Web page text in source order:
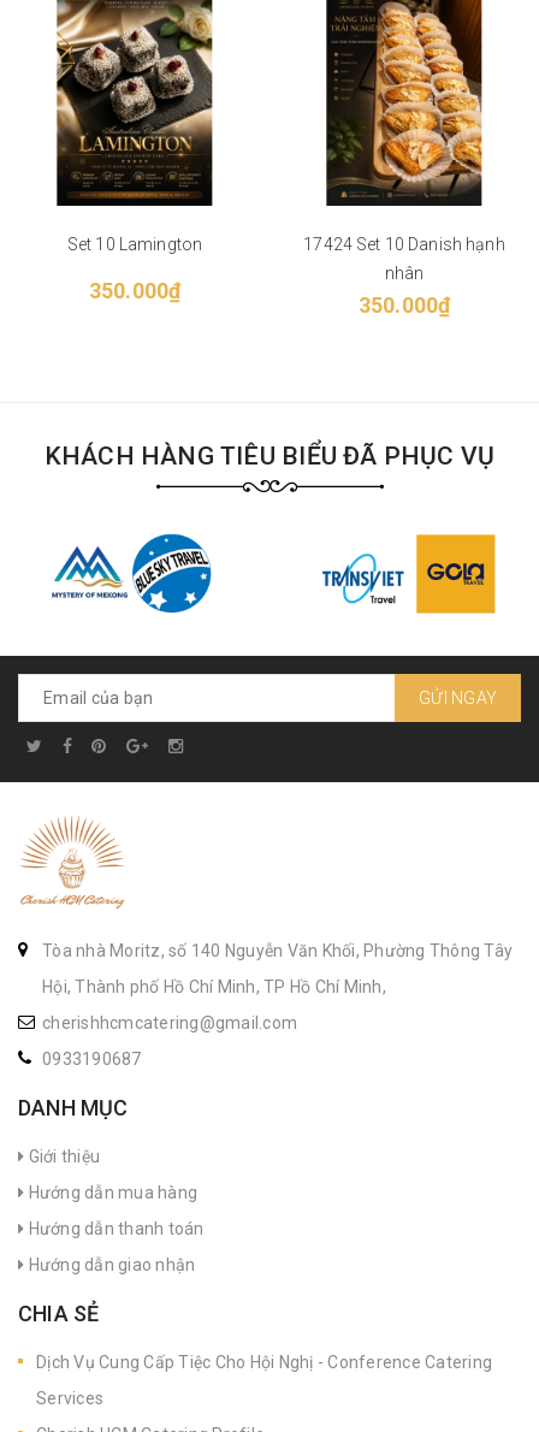
Set 10 Lamington
350.000₫
17424 Set 10 Danish hạnh
nhân
350.000₫
KHÁCH HÀNG TIÊU BIỂU ĐÃ PHỤC VỤ
GỬI NGAY
Tòa nhà Moritz, số 140 Nguyễn Văn Khối, Phường Thông Tây
Hội, Thành phố Hồ Chí Minh, TP Hồ Chí Minh,
cherishhcmcatering@gmail.com
0933190687
DANH MỤC
Giới thiệu
Hướng dẫn mua hàng
Hướng dẫn thanh toán
Hướng dẫn giao nhận
CHIA SẺ
Dịch Vụ Cung Cấp Tiệc Cho Hội Nghị - Conference Catering
Services